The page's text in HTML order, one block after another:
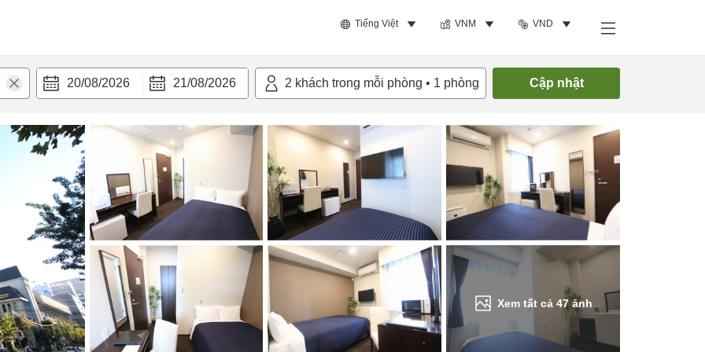
Tiếng Việt VNM VND
20/08/2026 21/08/2026 2 khách trong mỗi phòng • 1 phòng Cập nhật
Xem tất cả47ảnh
nghi Tìm phòng trống